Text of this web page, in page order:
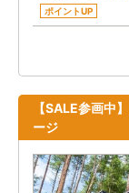
ポイントUP
【SALE参画中
ージ